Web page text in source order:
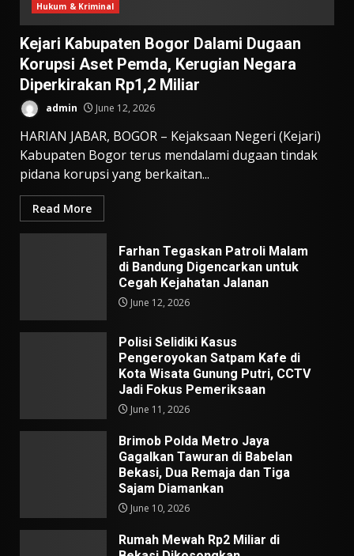
Hukum & Kriminal
Kejari Kabupaten Bogor Dalami Dugaan
Korupsi Aset Pemda, Kerugian Negara
Diperkirakan Rp1,2 Miliar
admin June 12, 2026
HARIAN JABAR, BOGOR – Kejaksaan Negeri (Kejari)
Kabupaten Bogor terus mendalami dugaan tindak
pidana korupsi yang berkaitan...
Read More
Farhan Tegaskan Patroli Malam
di Bandung Digencarkan untuk
Cegah Kejahatan Jalanan
June 12, 2026
Polisi Selidiki Kasus
Pengeroyokan Satpam Kafe di
Kota Wisata Gunung Putri, CCTV
Jadi Fokus Pemeriksaan
June 11, 2026
Brimob Polda Metro Jaya
Gagalkan Tawuran di Babelan
Bekasi, Dua Remaja dan Tiga
Sajam Diamankan
June 10, 2026
Rumah Mewah Rp2 Miliar di